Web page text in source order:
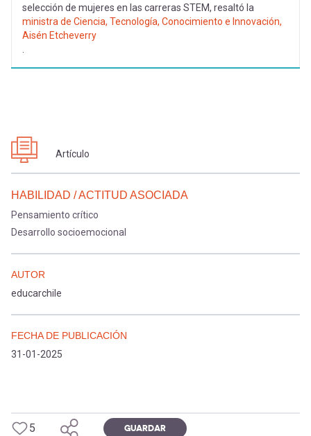
selección de mujeres en las carreras STEM, resaltó la
ministra de Ciencia, Tecnología, Conocimiento e Innovación,
Aisén Etcheverry
Artículo
HABILIDAD / ACTITUD ASOCIADA
Pensamiento crítico
Desarrollo socioemocional
AUTOR
educarchile
FECHA DE PUBLICACIÓN
31-01-2025
5 GUARDAR